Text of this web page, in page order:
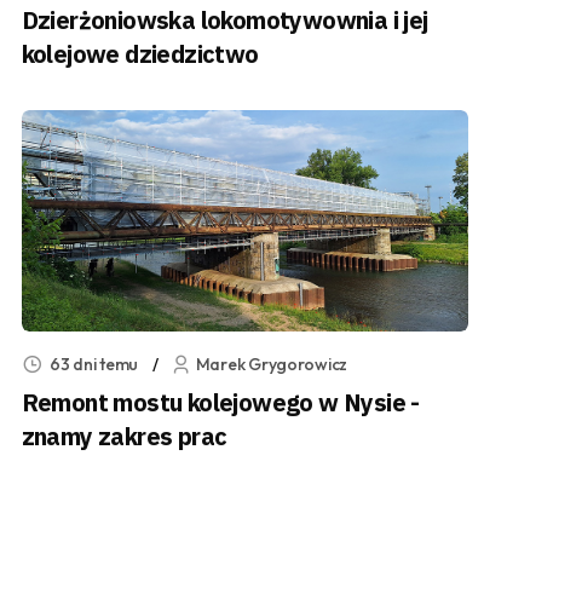
Dzierżoniowska lokomotywownia i jej
kolejowe dziedzictwo
63 dni temu Marek Grygorowicz
Remont mostu kolejowego w Nysie -
znamy zakres prac